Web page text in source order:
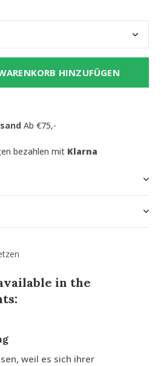
HINZUFÜGEN
Ab €75,-
bezahlen mit Klarna
in the
weil es sich ihrer